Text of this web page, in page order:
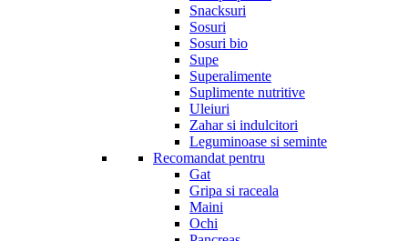
Snacksuri
Sosuri
Sosuri bio
Supe
Superalimente
Suplimente nutritive
Uleiuri
Zahar si indulcitori
Leguminoase si seminte
Recomandat pentru
Gat
Gripa si raceala
Maini
Ochi